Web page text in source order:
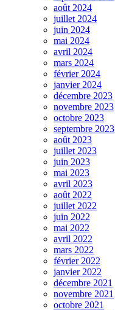
août 2024
juillet 2024
juin 2024
mai 2024
avril 2024
mars 2024
février 2024
janvier 2024
décembre 2023
novembre 2023
octobre 2023
septembre 2023
août 2023
juillet 2023
juin 2023
mai 2023
avril 2023
août 2022
juillet 2022
juin 2022
mai 2022
avril 2022
mars 2022
février 2022
janvier 2022
décembre 2021
novembre 2021
octobre 2021